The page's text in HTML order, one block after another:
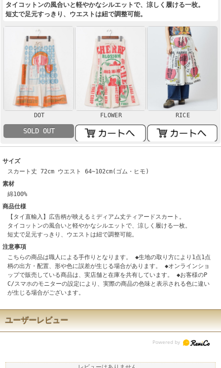
タイコットンの風合いと軽やかなシルエットで、涼しく履ける一枚。
短丈で足元すっきり、ウエストは紐で調整可能。
DOT
SOLD OUT
FLOWER RICE
サイズ
スカート丈 72cm ウエスト 64~102cm(ゴム・ヒモ)
素材
綿100%
商品仕様
【タイ直輸入】広告柄が映えるミディアム丈ティアードスカート。
タイコットンの風合いと軽やかなシルエットで、涼しく履ける一枚。
短丈で足元すっきり、ウエストは紐で調整可能。
注意事項
こちらの商品は職人による手作りとなります。 ◆生地の取り方により1点1点
柄の出方・配置、形や色に誤差が生じる場合があります。 ◆オンラインショ
ップで販売している商品は、実店舗と在庫を共有しています。 ◆お客様のP
C/スマホのモニターの設定により、実際の商品の色味と表示される色に違い
が生じる場合がございます。
ユーザーレビュー